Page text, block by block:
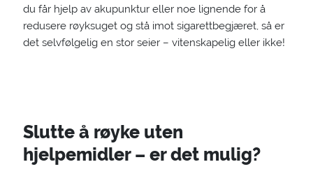
du får hjelp av akupunktur eller noe lignende for å
redusere røyksuget og stå imot sigarettbegjæret, så er
det selvfølgelig en stor seier – vitenskapelig eller ikke!
Slutte å røyke uten
hjelpemidler – er det mulig?